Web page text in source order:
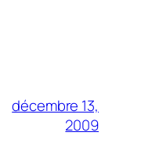
décembre 13,
2009